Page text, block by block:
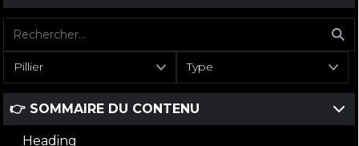
Pillier Type
👉 SOMMAIRE DU CONTENU
Heading